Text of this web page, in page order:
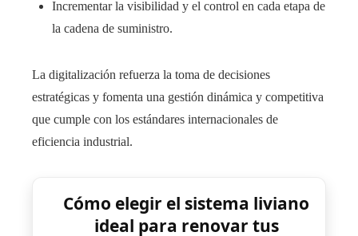
Incrementar la visibilidad y el control en cada etapa de
la cadena de suministro.
La digitalización refuerza la toma de decisiones
estratégicas y fomenta una gestión dinámica y competitiva
que cumple con los estándares internacionales de
eficiencia industrial.
Cómo elegir el sistema liviano
ideal para renovar tus